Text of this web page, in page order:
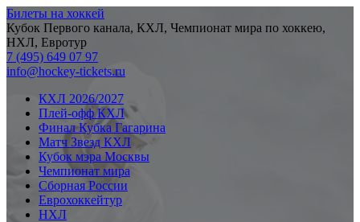
Билеты на хоккей
Кубок Первого канала, КХЛ, Чемпионат мира по хоккею,
НХЛ, Евротур
7 (495) 649 07 97
info@hockey-tickets.ru
КХЛ 2026/2027
Плей-офф КХЛ
Финал Кубка Гагарина
Матч Звезд КХЛ
Кубок мэра Москвы
Чемпионат мира
Сборная России
Еврохоккейтур
НХЛ